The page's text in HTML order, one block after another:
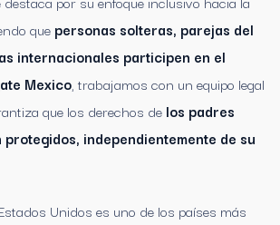
que personas solteras, parejas del
internacionales participen en el
Mexico, trabajamos con un equipo legal
que los derechos de los padres
independientemente de su
Unidos es uno de los países más